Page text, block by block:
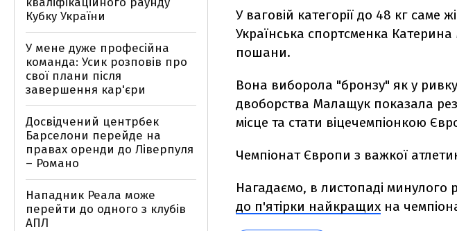
У ваговій категорії до 48 кг
Українська спортсменка
пошани.
Вона виборола "бронзу" як у
двоборства Малащук показала
місце та стати віцечемпіонкою
Чемпіонат Європи з важкої
Нагадаємо, в листопаді минулого
до п'ятірки найкращих на
Кубку України
У мене дуже професійна
команда: Усик розповів про
свої плани після
завершення кар'єри
Досвідчений центрбек
Барселони перейде на
правах оренди до Ліверпуля
– Романо
Нападник Реала може
перейти до одного з клубів
АПЛ